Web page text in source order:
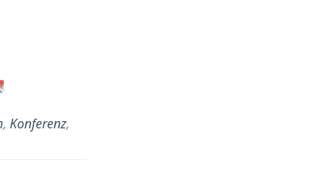
, Konferenz,